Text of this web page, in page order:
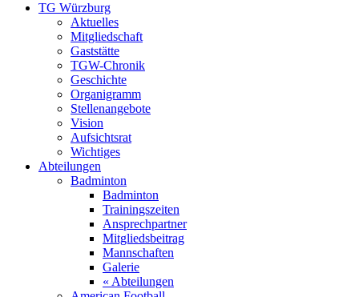
TG Würzburg
Aktuelles
Mitgliedschaft
Gaststätte
TGW-Chronik
Geschichte
Organigramm
Stellenangebote
Vision
Aufsichtsrat
Wichtiges
Abteilungen
Badminton
Badminton
Trainingszeiten
Ansprechpartner
Mitgliedsbeitrag
Mannschaften
Galerie
« Abteilungen